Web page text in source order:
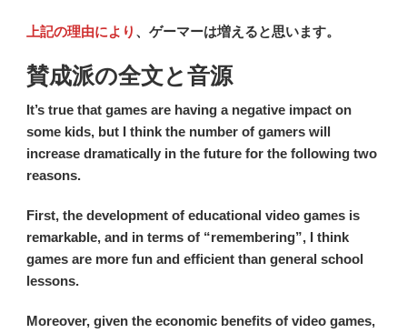
上記の理由により 、ゲーマーは増えると思います。
賛成派の全文と音源
It’s true that games are having a negative impact on
some kids, but I think the number of gamers will
increase dramatically in the future for the following two
reasons.
First, the development of educational video games is
remarkable, and in terms of “remembering”, I think
games are more fun and efficient than general school
lessons.
Moreover, given the economic benefits of video games,